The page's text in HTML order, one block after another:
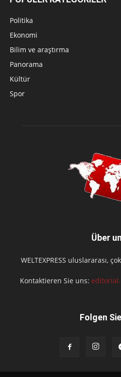
Politika
Ekonomi
Bilim ve araştırma
Panorama
Kültür
Spor
Über
WELTEXPRESS uluslararası,
Kontaktieren Sie uns:
Folgen